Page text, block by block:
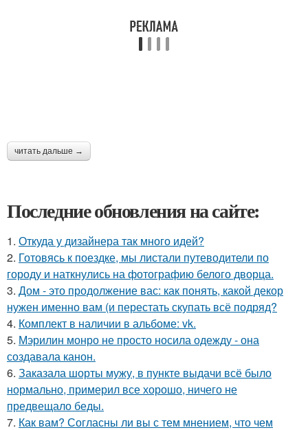
читать дальше →
Последние обновления на сайте:
1. Откуда у дизайнера так много идей?
2. Готовясь к поездке, мы листали путеводители по
городу и наткнулись на фотографию белого дворца.
3. Дом - это продолжение вас: как понять, какой декор
нужен именно вам (и перестать скупать всё подряд?
4. Комплект в наличии в альбоме: vk.
5. Мэрилин монро не просто носила одежду - она
создавала канон.
6. Заказала шорты мужу, в пункте выдачи всё было
нормально, примерил все хорошо, ничего не
предвещало беды.
7. Как вам? Согласны ли вы с тем мнением, что чем